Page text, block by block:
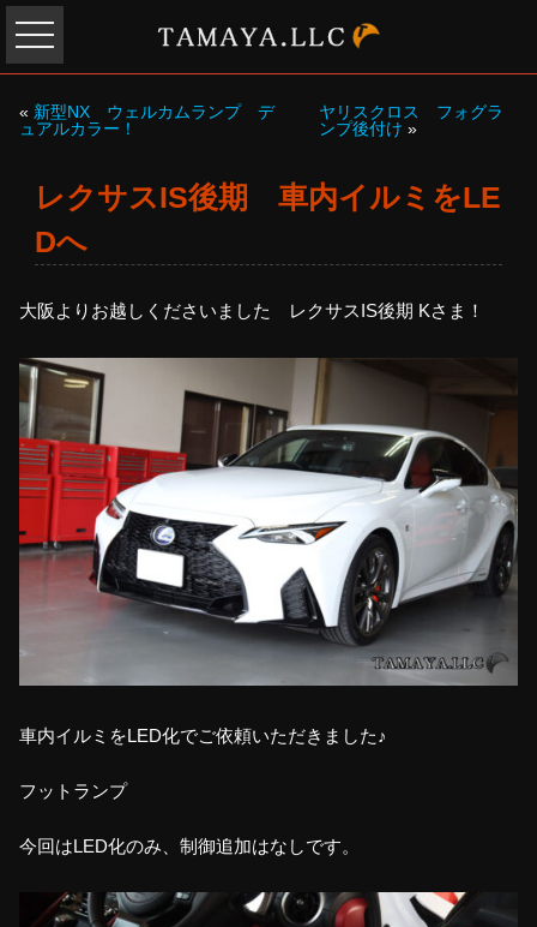
« 新型NX ウェルカムランプ デ
ュアルカラー！
ヤリスクロス フォグラ
ンプ後付け »
レクサスIS後期 車内イルミをLE
Dへ
大阪よりお越しくださいました レクサスIS後期 Kさま！
車内イルミをLED化でご依頼いただきました♪
フットランプ
今回はLED化のみ、制御追加はなしです。